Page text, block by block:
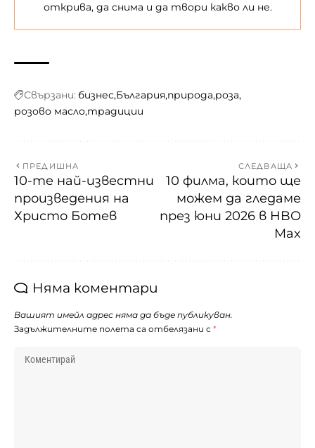
открива, да снима и да твори какво ли не.
Свързани: бизнес България природа роза
розово масло традиции
ПРЕДИШНА
10-те най-известни
произведения на
Христо Ботев
СЛЕДВАЩА
10 филма, които ще
можем да гледаме
през юни 2026 в HBO
Max
Няма коментари
Вашият имейл адрес няма да бъде публикуван.
Задължителните полета са отбелязани с *